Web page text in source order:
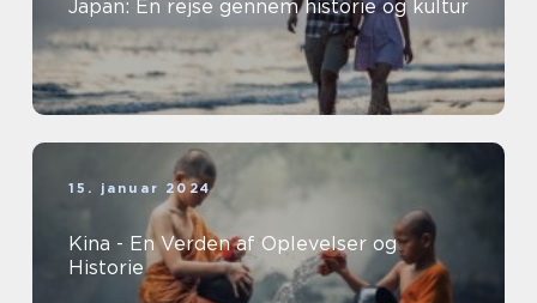
Japan: En rejse gennem historie og kultur
15. januar 2024
Kina - En Verden af Oplevelser og
Historie